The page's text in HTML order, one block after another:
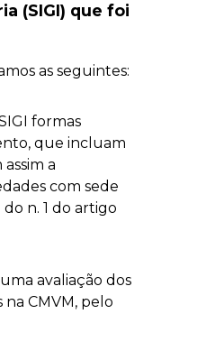
(SIGI) que foi
as seguintes:
formas
que incluam
a
com sede
n. 1 do artigo
avaliação dos
CMVM, pelo